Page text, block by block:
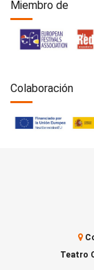
Miembro de
Colaboración
Teatro